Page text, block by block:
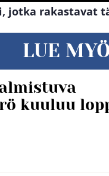
jotka rakastavat
LUE
kuuluu